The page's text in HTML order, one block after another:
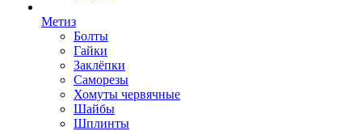
Метиз
Болты
Гайки
Заклёпки
Саморезы
Хомуты червячные
Шайбы
Шплинты